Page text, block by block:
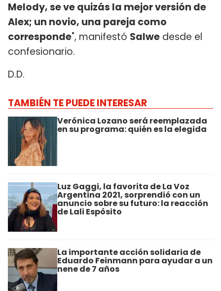
Melody, se ve quizás la mejor versión de
Alex; un novio, una pareja como
corresponde", manifestó Salwe desde el
confesionario.
D.D.
TAMBIÉN TE PUEDE INTERESAR
Verónica Lozano será reemplazada
en su programa: quién es la elegida
Luz Gaggi, la favorita de La Voz
Argentina 2021, sorprendió con un
anuncio sobre su futuro: la reacción
de Lali Espósito
La importante acción solidaria de
Eduardo Feinmann para ayudar a un
nene de 7 años